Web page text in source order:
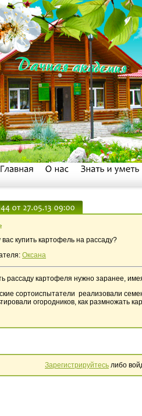
купить картофель на рассаду?
Оксана
рассаду картофеля нужно заранее,
сортоиспытатели реализовали
огородников, как размножать
Зарегистрируйтесь либо